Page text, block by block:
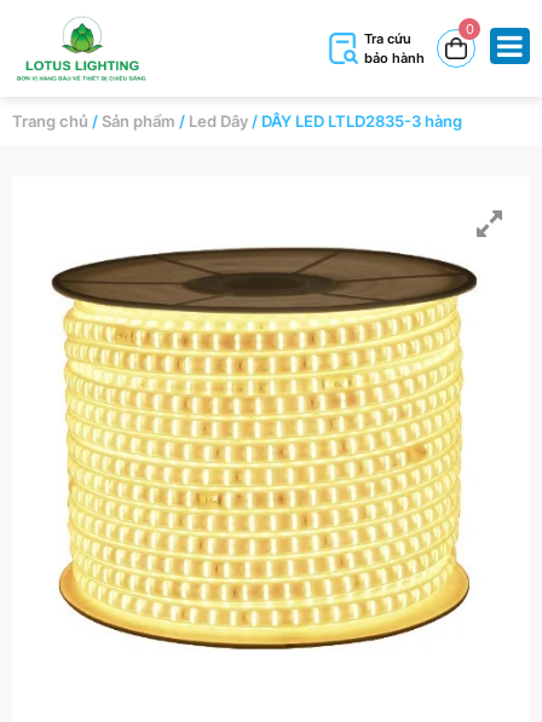
Tra cứu
bảo hành
0
Trang chủ /Sản phẩm / Led Dây / DÂY LED LTLD2835-3 hàng